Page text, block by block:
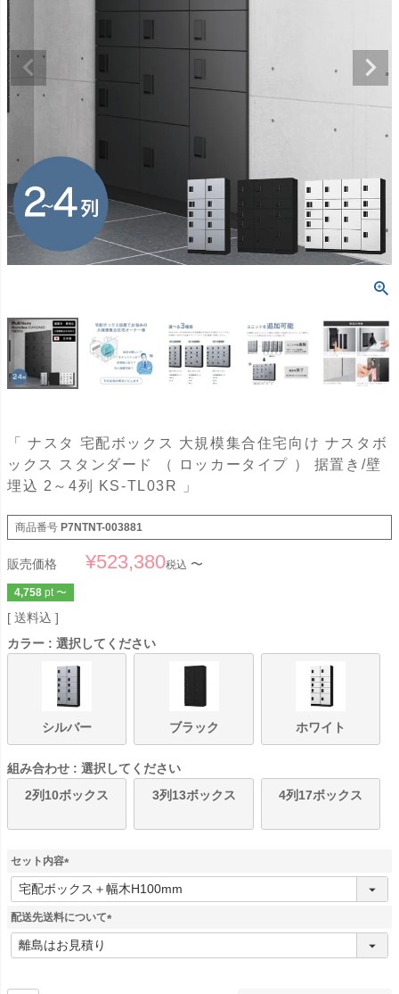
「 ナスタ 宅配ボックス 大規模集合住宅向け ナスタボ
ックス スタンダード （ ロッカータイプ ） 据置き/壁
埋込 2～4列 KS-TL03R 」
商品番号 P7NTNT-003881
販売価格 ¥523,380税込 〜
4,758 pt 〜
送料込
カラー
選択してください
シルバー ブラック ホワイト
組み合わせ
選択してください
2列10ボックス
3列13ボックス 4列17ボックス
セット内容
(
必
須
配送先送料について
(